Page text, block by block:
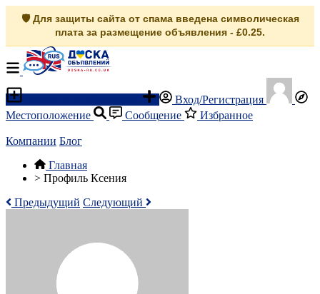
🛡️ Для защиты сайта от спама введена символическая
плата за размещение объявления - £0.25.
Вход/Регистрация
Местоположение
Сообщение Избранное
Компании Блог
Главная
> Профиль Ксения
Предыдущий Следующий